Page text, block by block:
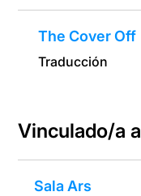
The Cover Off
Traducción
Vinculado/a a
Sala Ars